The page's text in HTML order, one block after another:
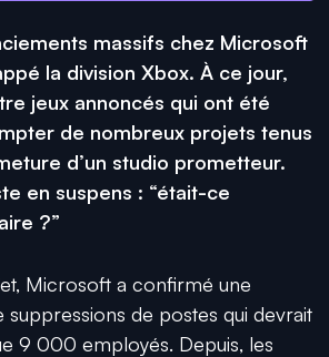
massifs chez Microsoft
la division Xbox. À ce jour,
jeux annoncés qui ont été
de nombreux projets tenus
d’un studio prometteur.
en suspens : “était-ce
?”
Microsoft a confirmé une
suppressions de postes qui devrait
9 000 employés. Depuis, les